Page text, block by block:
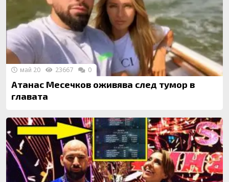
Атанас Месечков оживява след тумор в
главата
май 20 23667 0